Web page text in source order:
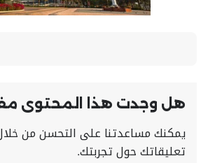
هل وجدت هذا المحتوى
يمكنك مساعدتنا على التحسن من
تعليقاتك حول تجربتك.